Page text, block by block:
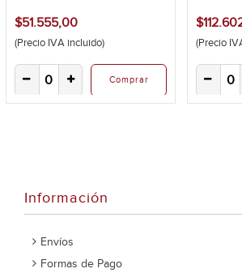
Información
Envíos
Formas de Pago
$51.555,00
(Precio IVA incluido)
Comprar
(Precio